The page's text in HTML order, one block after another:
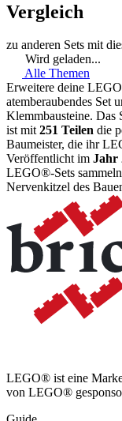
Vergleich
zu anderen Sets mit
Wird geladen...
Alle Themen
Erweitere deine
atemberaubendes Set
Klemmbausteine. Das
ist mit251 Teilen die
Baumeister, die ihr
Veröffentlicht im Jahr
LEGO®-Sets
Nervenkitzel des
LEGO® ist eine
von LEGO®